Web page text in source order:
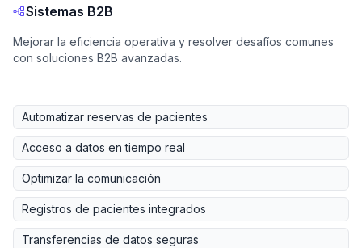
Sistemas B2B
Mejorar la eficiencia operativa y resolver desafíos comunes
con soluciones B2B avanzadas.
Automatizar reservas de pacientes
Acceso a datos en tiempo real
Optimizar la comunicación
Registros de pacientes integrados
Transferencias de datos seguras